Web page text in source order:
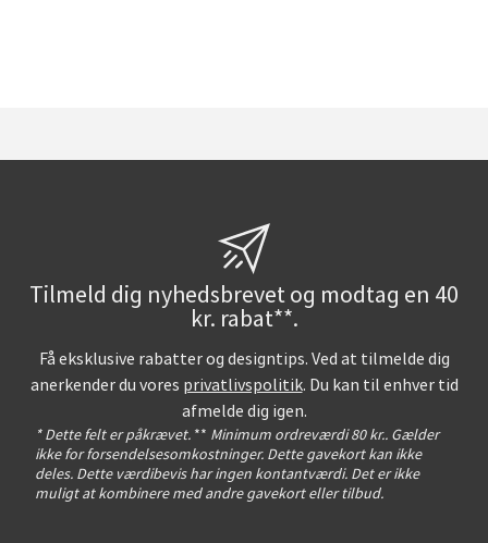
Tilmeld dig nyhedsbrevet og modtag en 40
kr. rabat**.
Få eksklusive rabatter og designtips. Ved at tilmelde dig
anerkender du vores privatlivspolitik. Du kan til enhver tid
afmelde dig igen.
* Dette felt er påkrævet. ** Minimum ordreværdi 80 kr.. Gælder
ikke for forsendelsesomkostninger. Dette gavekort kan ikke
deles. Dette værdibevis har ingen kontantværdi. Det er ikke
muligt at kombinere med andre gavekort eller tilbud.